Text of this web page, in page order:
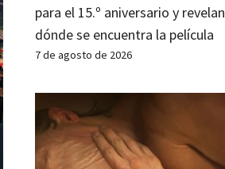
para el 15.º aniversario y revelan
dónde se encuentra la película
7 de agosto de 2026